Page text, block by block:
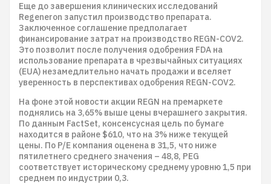
Еще до завершения клинических исследований
Regeneron запустил производство препарата.
Заключенное соглашение предполагает
финансирование затрат на производство REGN-COV2.
Это позволит после получения одобрения FDA на
использование препарата в чрезвычайных ситуациях
(EUA) незамедлительно начать продажи и вселяет
уверенность в перспективах одобрения REGN-COV2.
На фоне этой новости акции REGN на премаркете
поднялись на 3,65% выше цены вчерашнего закрытия.
По данным FactSet, консенсусная цель по бумаге
находится в районе $610, что на 3% ниже текущей
цены. По P/E компания оценена в 31,5, что ниже
пятилетнего среднего значения – 48,8, PEG
соответствует историческому среднему уровню 1,5 при
среднем по индустрии 0,3.